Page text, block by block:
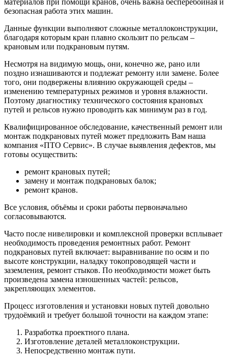
материалов при помощи кранов, очень важна бесперебойная и
безопасная работа этих машин.
Данные функции выполняют сложные металлоконструкции,
благодаря которым кран плавно скользит по рельсам –
крановым или подкрановым путям.
Несмотря на видимую мощь, они, конечно же, рано или
поздно изнашиваются и подлежат ремонту или замене. Более
того, они подвержены влиянию окружающей среды –
изменению температурных режимов и уровня влажности.
Поэтому диагностику технического состояния крановых
путей и рельсов нужно проводить как минимум раз в год.
Квалифицированное обследование, качественный ремонт или
монтаж подкрановых путей может предложить Вам наша
компания «ПТО Сервис». В случае выявления дефектов, мы
готовы осуществить:
ремонт крановых путей;
замену и монтаж подкрановых балок;
ремонт кранов.
Все условия, объёмы и сроки работы первоначально
согласовываются.
Часто после нивелировки и комплексной проверки всплывает
необходимость проведения ремонтных работ. Ремонт
подкрановых путей включает: выравнивание по осям и по
высоте конструкции, наладку токопроводящей части и
заземления, ремонт стыков. По необходимости может быть
произведена замена изношенных частей: рельсов,
закрепляющих элементов.
Процесс изготовления и установки новых путей довольно
трудоёмкий и требует большой точности на каждом этапе:
Разработка проектного плана.
Изготовление деталей металлоконструкции.
Непосредственно монтаж пути.